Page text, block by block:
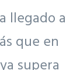
llegado a
que en